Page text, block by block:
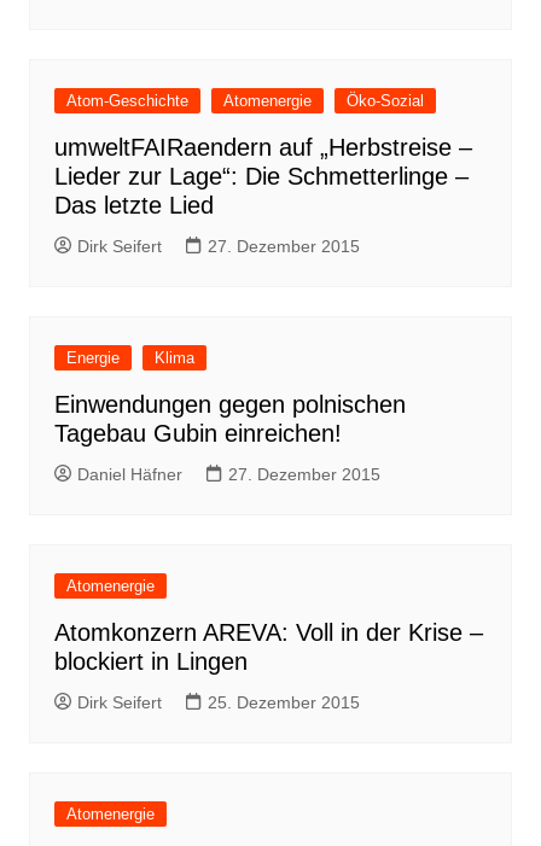
Atom-Geschichte Atomenergie Öko-Sozial
umweltFAIRaendern auf „Herbstreise –
Lieder zur Lage“: Die Schmetterlinge –
Das letzte Lied
Dirk Seifert 27. Dezember 2015
Energie Klima
Einwendungen gegen polnischen
Tagebau Gubin einreichen!
Daniel Häfner 27. Dezember 2015
Atomenergie
Atomkonzern AREVA: Voll in der Krise –
blockiert in Lingen
Dirk Seifert 25. Dezember 2015
Atomenergie